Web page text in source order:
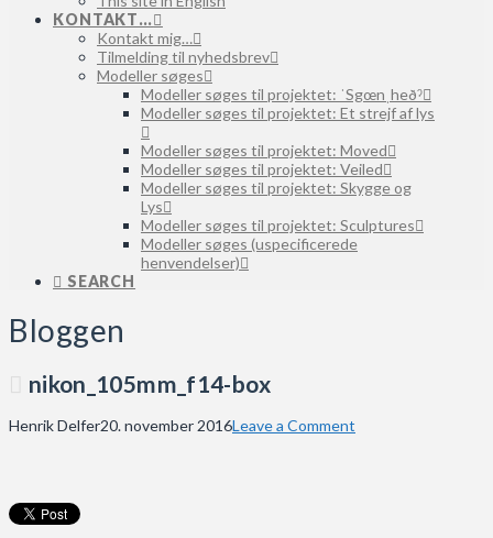
KONTAKT…
Kontakt mig…
Tilmelding til nyhedsbrev
Modeller søges
Modeller søges til projektet: ˈSgœnˌheðˀ
Modeller søges til projektet: Et strejf af lys
Modeller søges til projektet: Moved
Modeller søges til projektet: Veiled
Modeller søges til projektet: Skygge og
Lys
Modeller søges til projektet: Sculptures
Modeller søges (uspecificerede
henvendelser)
SEARCH
Bloggen
nikon_105mm_f14-box
Henrik Delfer20. november 2016Leave a Comment